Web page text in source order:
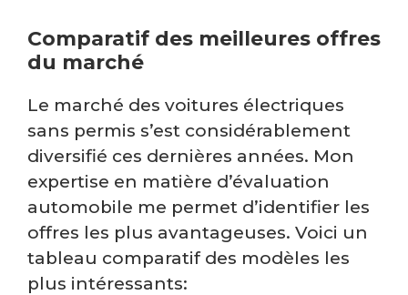
Comparatif des meilleures offres
du marché
Le marché des voitures électriques
sans permis s’est considérablement
diversifié ces dernières années. Mon
expertise en matière d’évaluation
automobile me permet d’identifier les
offres les plus avantageuses. Voici un
tableau comparatif des modèles les
plus intéressants: